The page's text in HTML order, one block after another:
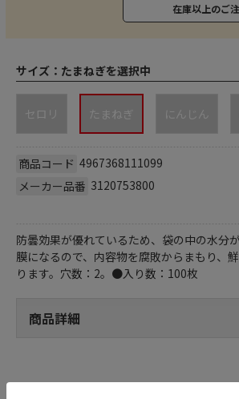
在庫以上のご
サイズ： たまねぎを選択中
セロリ たまねぎ にんじん
商品コード 4967368111099
メーカー品番 3120753800
防曇効果が優れているため、袋の中の水分
膜になるので、内容物を腐敗からまもり、
ります。穴数：2。●入り数：100枚
商品詳細